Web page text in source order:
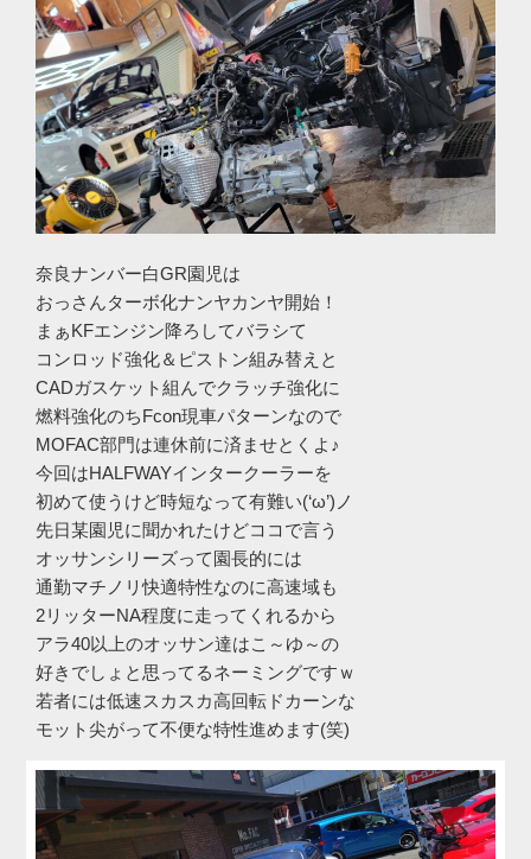
奈良ナンバー白GR園児は
おっさんターボ化ナンヤカンヤ開始！
まぁKFエンジン降ろしてバラシて
コンロッド強化＆ピストン組み替えと
CADガスケット組んでクラッチ強化に
燃料強化のちFcon現車パターンなので
MOFAC部門は連休前に済ませとくよ♪
今回はHALFWAYインタークーラーを
初めて使うけど時短なって有難い(‘ω’)ノ
先日某園児に聞かれたけどココで言う
オッサンシリーズって園長的には
通勤マチノリ快適特性なのに高速域も
2リッターNA程度に走ってくれるから
アラ40以上のオッサン達はこ～ゆ～の
好きでしょと思ってるネーミングですｗ
若者には低速スカスカ高回転ドカーンな
モット尖がって不便な特性進めます(笑)